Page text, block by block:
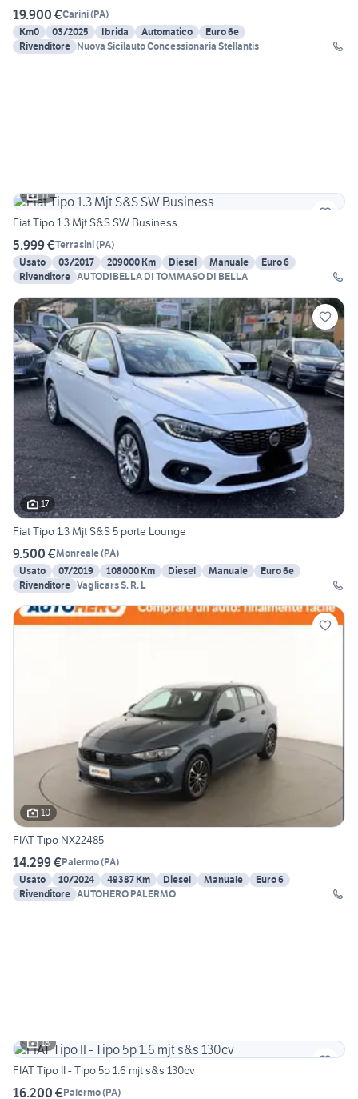
19.900 €Carini(PA)
Km0
03/2025 Ibrida Automatico
Euro 6e
Rivenditore Nuova Sicilauto Concessionaria Stellantis
11
Fiat Tipo 1.3 Mjt S&S SW Business
5.999 €Terrasini(PA)
Usato
03/2017 209000 Km Diesel Manuale
Euro 6
Rivenditore
AUTODIBELLA DI TOMMASO DI BELLA
17
Fiat Tipo 1.3 Mjt S&S 5 porte Lounge
9.500 €Monreale(PA)
Usato
07/2019 108000 Km Diesel Manuale
Euro 6e
Rivenditore Vaglicars S. R. L
10
FIAT Tipo NX22485
14.299 €Palermo(PA)
Usato
10/2024 49387 Km Diesel Manuale
Euro 6
Rivenditore AUTOHERO PALERMO
18
FIAT Tipo II - Tipo 5p 1.6 mjt s&s 130cv
16.200 €Palermo(PA)